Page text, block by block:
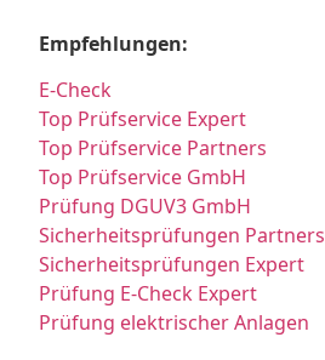
Empfehlungen:
E-Check
Top Prüfservice Expert
Top Prüfservice Partners
Top Prüfservice GmbH
Prüfung DGUV3 GmbH
Sicherheitsprüfungen Partners
Sicherheitsprüfungen Expert
Prüfung E-Check Expert
Prüfung elektrischer Anlagen